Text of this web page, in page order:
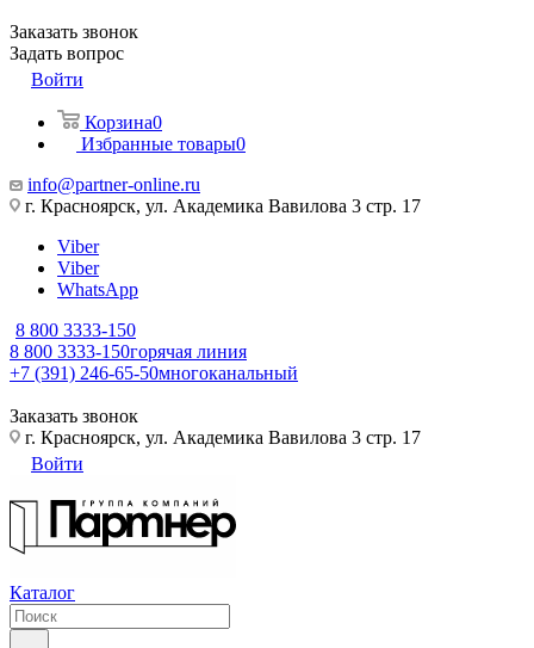
Заказать звонок
Задать вопрос
Войти
Корзина0
Избранные товары0
info@partner-online.ru
г. Красноярск, ул. Академика Вавилова 3 стр. 17
Viber
Viber
WhatsApp
8 800 3333-150
8 800 3333-150горячая линия
+7 (391) 246-65-50многоканальный
Заказать звонок
г. Красноярск, ул. Академика Вавилова 3 стр. 17
Войти
Каталог